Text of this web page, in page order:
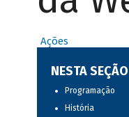
Ações
NESTA SEÇÃO
Programação
História